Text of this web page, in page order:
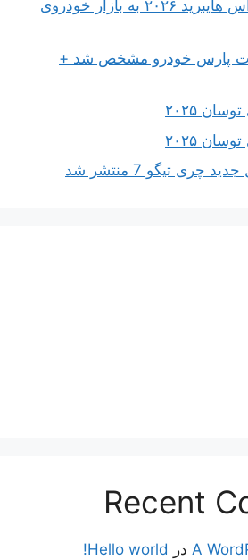
ورود تویوتا کرولا کراس هایبرید ۲۰۲۶ به بازار خودروی
پارس خودرو مشخص شد +
۲۰۲۵
۲۰۲۵
چری تیگو 7 منتشر شد
Recent
A در Hello world!